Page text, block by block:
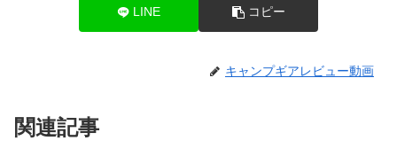
LINE コピー
キャンプギアレビュー動画
関連記事